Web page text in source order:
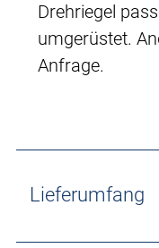
Drehriegel
umgerüstet.
Anfrage.
Lieferumfang